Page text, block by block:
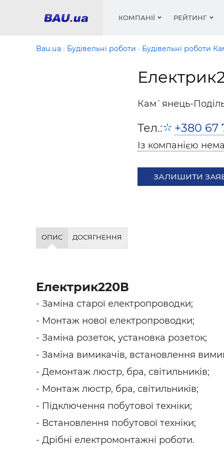
КОМПАНІЇ
Вікна
Фарби,
РЕЙТИНГ
Медіа
Труби,
Сипучі
цемент
Bau.ua Будівельні роботи Будівельні роботи
Кам`янець-
Тел.: +380 67
Із компанією
ЗАЛИШИТИ
ОПИС ДОСЯГНЕННЯ
Електрик220В
- Заміна старої електропроводки;
- Монтаж нової електропроводки;
- Заміна розеток, установка розеток;
- Заміна вимикачів, встановлення
- Демонтаж люстр, бра, світильників;
- Монтаж люстр, бра, світильників;
- Підключення побутової техніки;
- Встановлення побутової техніки;
- Дрібні електромонтажні роботи.